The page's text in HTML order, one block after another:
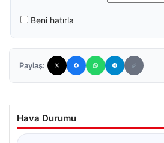
Beni hatırla
Paylaş:
Hava Durumu